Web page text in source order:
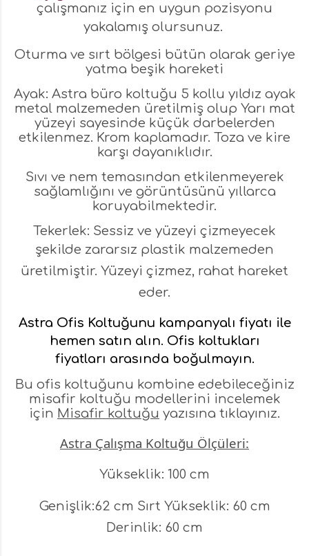
çalışmanız için en uygun pozisyonu
yakalamış olursunuz.
Oturma ve sırt bölgesi bütün olarak geriye
yatma beşik hareketi
Ayak: Astra büro koltuğu 5 kollu yıldız ayak
metal malzemeden üretilmiş olup Yarı mat
yüzeyi sayesinde küçük darbelerden
etkilenmez. Krom kaplamadır. Toza ve kire
karşı dayanıklıdır.
Sıvı ve nem temasından etkilenmeyerek
sağlamlığını ve görüntüsünü yıllarca
koruyabilmektedir.
Tekerlek: Sessiz ve yüzeyi çizmeyecek
şekilde zararsız plastik malzemeden
üretilmiştir. Yüzeyi çizmez, rahat hareket
eder.
Astra Ofis Koltuğunu kampanyalı fiyatı ile
hemen satın alın. Ofis koltukları
fiyatları arasında boğulmayın.
Bu ofis koltuğunu kombine edebileceğiniz
misafir koltuğu modellerini incelemek
için Misafir koltuğu yazısına tıklayınız.
Astra Çalışma Koltuğu Ölçüleri:
Yükseklik: 100 cm
Genişlik:62 cm Sırt Yükseklik: 60 cm
Derinlik: 60 cm